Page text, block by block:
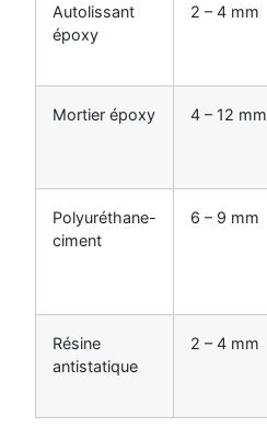
Autolissant
époxy
2 – 4 mm
Mortier époxy 4 – 12 mm
Polyuréthane-
ciment
6 – 9 mm
Résine
antistatique
2 – 4 mm